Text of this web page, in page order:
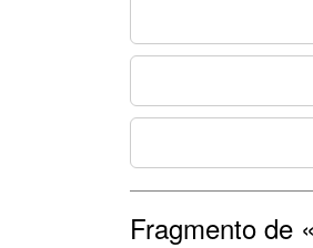
Fragmento de